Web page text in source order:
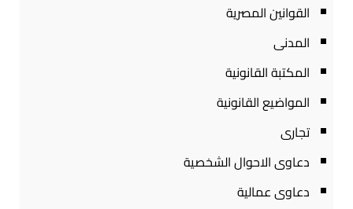
القوانين المصرية
المدنى
المكتبة القانونية
المواضيع القانونية
تجارى
دعاوى الاحوال الشخصية
دعاوى عمالية